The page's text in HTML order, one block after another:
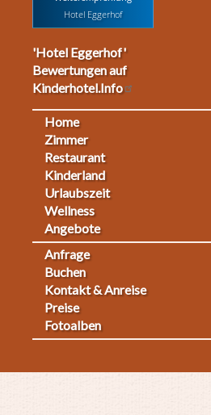
Hotel Eggerhof
'Hotel Eggerhof'
Bewertungen auf
Kinderhotel.Info
Footermenu
Home
Zimmer
Restaurant
Kinderland
Urlaubszeit
Wellness
Angebote
Fußmenü
2
Anfrage
Buchen
Kontakt & Anreise
Preise
Fotoalben